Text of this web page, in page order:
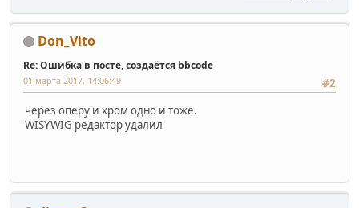
Don_Vito
Re: Ошибка в посте, создаётся bbcode
#2
01 марта 2017, 14:06:49
через оперу и хром одно и тоже.
WISYWIG редактор удалил